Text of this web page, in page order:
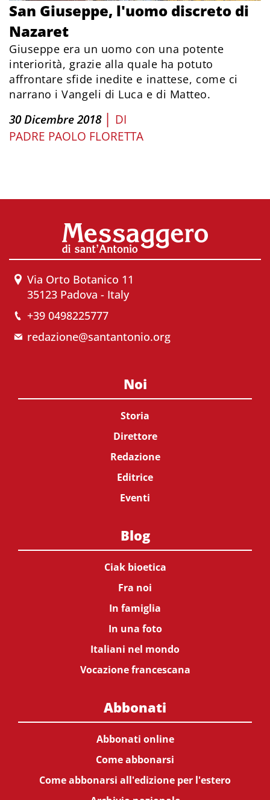
San Giuseppe, l'uomo discreto di
Nazaret
Giuseppe era un uomo con una potente
interiorità, grazie alla quale ha potuto
affrontare sfide inedite e inattese, come ci
narrano i Vangeli di Luca e di Matteo.
30 Dicembre 2018 | DI
PADRE PAOLO FLORETTA
Via Orto Botanico 11
35123 Padova - Italy
+39 0498225777
redazione@santantonio.org
Noi
Storia
Direttore
Redazione
Editrice
Eventi
Blog
Ciak bioetica
Fra noi
In famiglia
In una foto
Italiani nel mondo
Vocazione francescana
Abbonati
Abbonati online
Come abbonarsi
Come abbonarsi all'edizione per l'estero